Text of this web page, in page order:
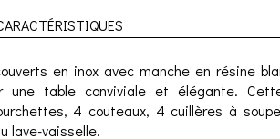
en inox avec manche en résine
une table conviviale et élégante.
4 couteaux, 4 cuillères à
lave-vaisselle.